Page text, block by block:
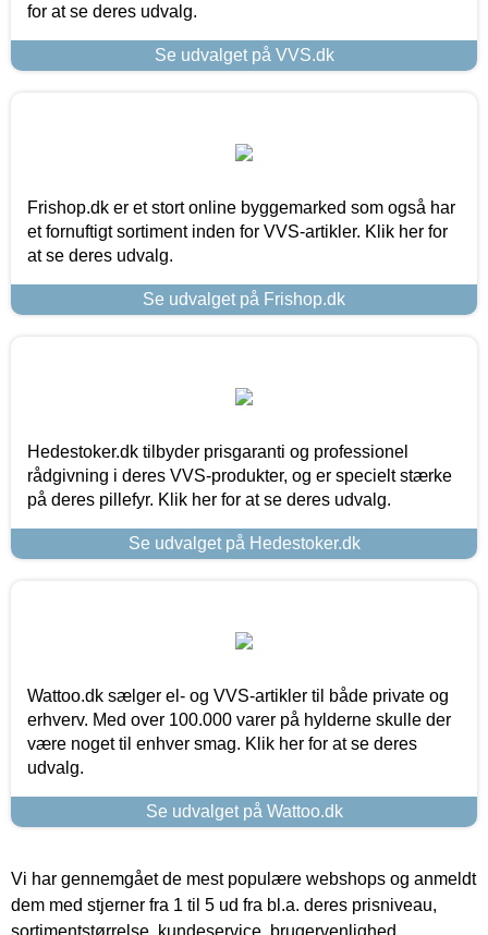
for at se deres udvalg.
Se udvalget på VVS.dk
Frishop.dk er et stort online byggemarked som også har
et fornuftigt sortiment inden for VVS-artikler. Klik her for
at se deres udvalg.
Se udvalget på Frishop.dk
Hedestoker.dk tilbyder prisgaranti og professionel
rådgivning i deres VVS-produkter, og er specielt stærke
på deres pillefyr. Klik her for at se deres udvalg.
Se udvalget på Hedestoker.dk
Wattoo.dk sælger el- og VVS-artikler til både private og
erhverv. Med over 100.000 varer på hylderne skulle der
være noget til enhver smag. Klik her for at se deres
udvalg.
Se udvalget på Wattoo.dk
Vi har gennemgået de mest populære webshops og anmeldt
dem med stjerner fra 1 til 5 ud fra bl.a. deres prisniveau,
sortimentstørrelse, kundeservice, brugervenlighed,